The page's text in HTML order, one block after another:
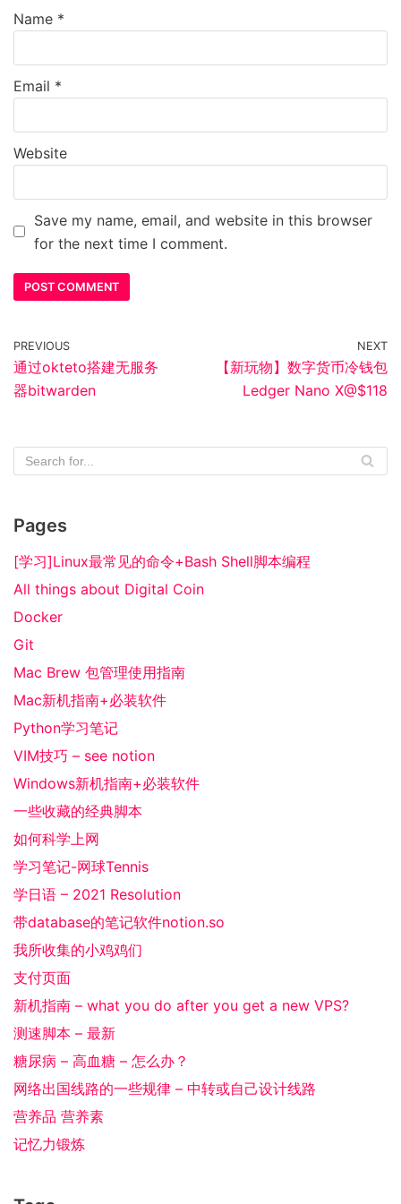
Name *
Email *
Website
Save my name, email, and website in this browser
for the next time I comment.
PREVIOUS
通过okteto搭建无服务
器bitwarden
NEXT
【新玩物】数字货币冷钱包
Ledger Nano X@$118
Pages
[学习]Linux最常见的命令+Bash Shell脚本编程
All things about Digital Coin
Docker
Git
Mac Brew 包管理使用指南
Mac新机指南+必装软件
Python学习笔记
VIM技巧 – see notion
Windows新机指南+必装软件
一些收藏的经典脚本
如何科学上网
学习笔记-网球Tennis
学日语 – 2021 Resolution
带database的笔记软件notion.so
我所收集的小鸡鸡们
支付页面
新机指南 – what you do after you get a new VPS?
测速脚本 – 最新
糖尿病 – 高血糖 – 怎么办？
网络出国线路的一些规律 – 中转或自己设计线路
营养品 营养素
记忆力锻炼